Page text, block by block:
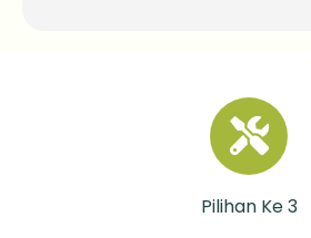
Pilihan Ke 3